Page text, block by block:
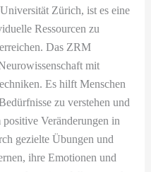
Zürich, ist es eine
Ressourcen zu
Das ZRM
mit
Es hilft Menschen
zu verstehen und
Veränderungen in
gezielte Übungen und
ihre Emotionen und